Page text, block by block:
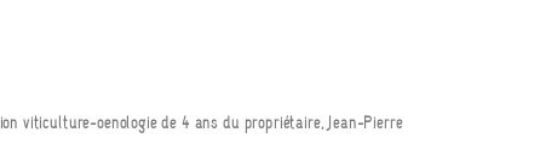
viticulture-oenologie de 4 ans du propriétaire, Jean-Pierre